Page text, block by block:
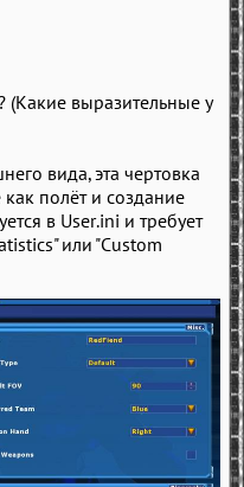
(Какие выразительные у
вида, эта чертовка
полёт и создание
в User.ini и требует
или "Сustom